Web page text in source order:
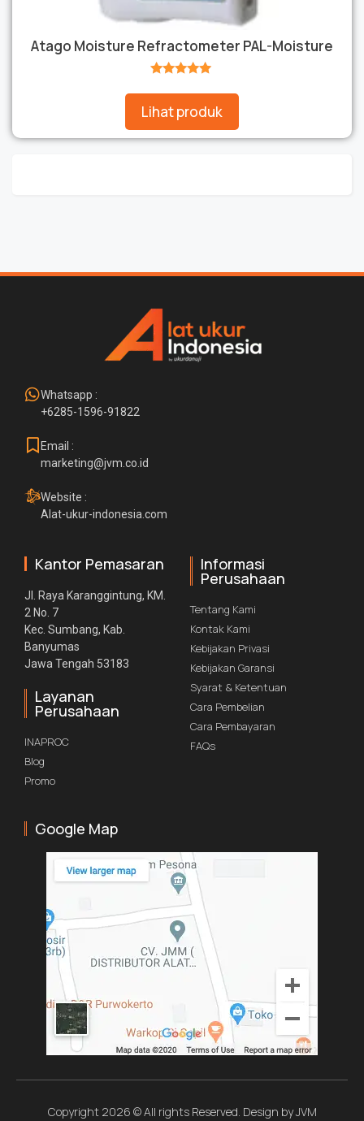
Atago Moisture Refractometer PAL-Moisture
Lihat produk
Whatsapp :
+6285-1596-91822
Email :
marketing@jvm.co.id
Website :
Alat-ukur-indonesia.com
Kantor Pemasaran
Jl. Raya Karanggintung, KM.
2 No. 7
Kec. Sumbang, Kab.
Banyumas
Jawa Tengah 53183
Layanan
Perusahaan
INAPROC
Blog
Promo
Informasi
Perusahaan
Tentang Kami
Kontak Kami
Kebijakan Privasi
Kebijakan Garansi
Syarat & Ketentuan
Cara Pembelian
Cara Pembayaran
FAQs
Google Map
Copyright 2026 © All rights Reserved. Design by JVM